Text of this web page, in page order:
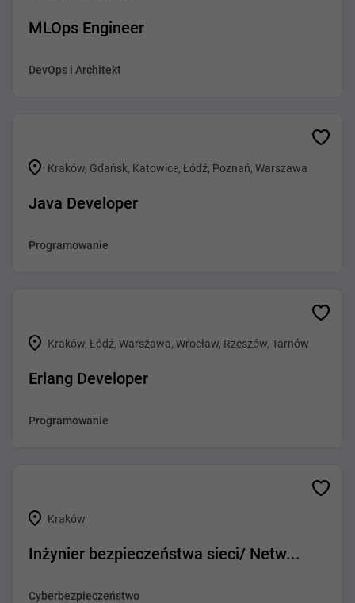
MLOps Engineer
DevOps i Architekt
Kraków, Gdańsk, Katowice, Łódź, Poznań, Warszawa
Java Developer
Programowanie
Kraków, Łódź, Warszawa, Wrocław, Rzeszów, Tarnów
Erlang Developer
Programowanie
Kraków
Inżynier bezpieczeństwa sieci/ Netw...
Cyberbezpieczeństwo